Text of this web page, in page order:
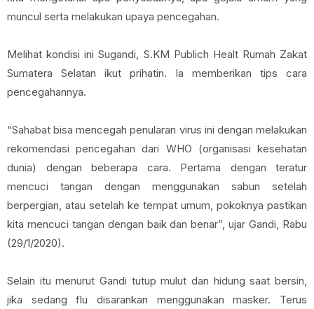
muncul serta melakukan upaya pencegahan.
Melihat kondisi ini Sugandi, S.KM Publich Healt Rumah Zakat
Sumatera Selatan ikut prihatin. Ia memberikan tips cara
pencegahannya.
“Sahabat bisa mencegah penularan virus ini dengan melakukan
rekomendasi pencegahan dari WHO (organisasi kesehatan
dunia) dengan beberapa cara. Pertama dengan teratur
mencuci tangan dengan menggunakan sabun setelah
berpergian, atau setelah ke tempat umum, pokoknya pastikan
kita mencuci tangan dengan baik dan benar”, ujar Gandi, Rabu
(29/1/2020).
Selain itu menurut Gandi tutup mulut dan hidung saat bersin,
jika sedang flu disarankan menggunakan masker. Terus